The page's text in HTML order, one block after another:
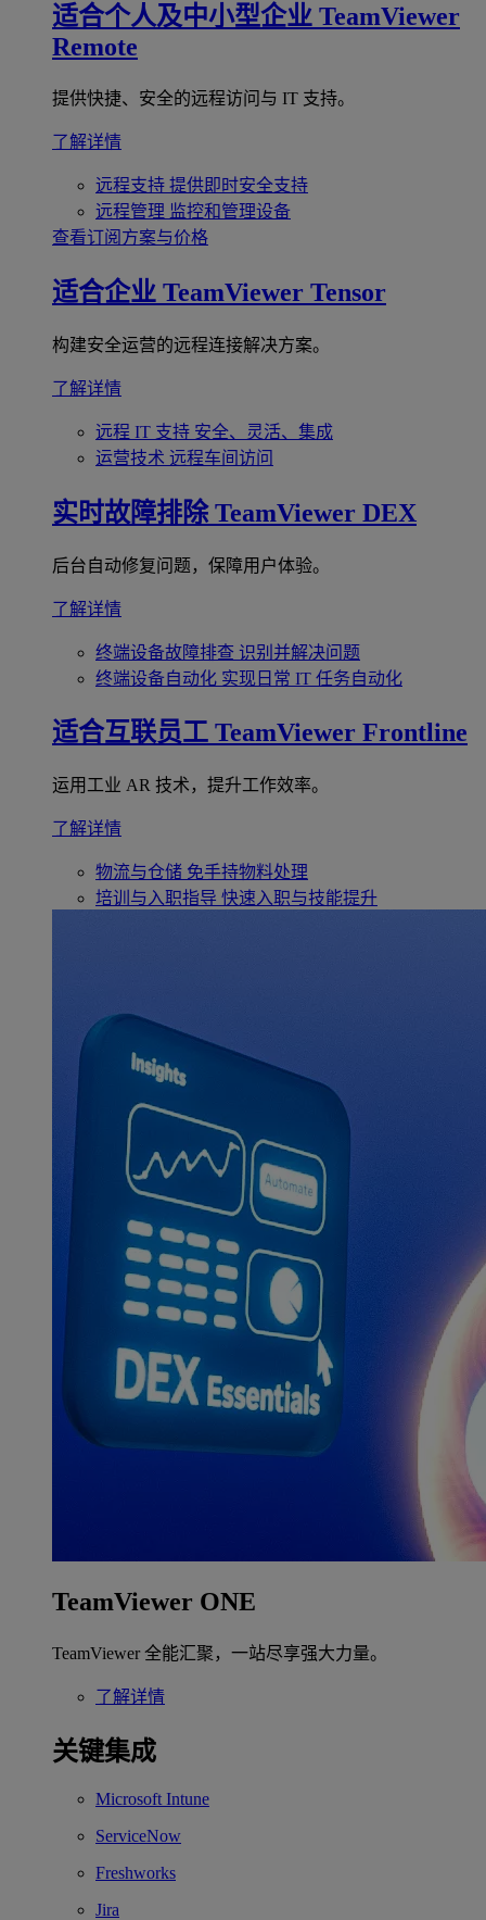
适合个人及中小型企业 TeamViewer
Remote
提供快捷、安全的远程访问与 IT 支持。
了解详情
远程支持 提供即时安全支持
远程管理 监控和管理设备
查看订阅方案与价格
适合企业 TeamViewer Tensor
构建安全运营的远程连接解决方案。
了解详情
远程 IT 支持 安全、灵活、集成
运营技术 远程车间访问
实时故障排除 TeamViewer DEX
后台自动修复问题，保障用户体验。
了解详情
终端设备故障排查 识别并解决问题
终端设备自动化 实现日常 IT 任务自动化
适合互联员工 TeamViewer Frontline
运用工业 AR 技术，提升工作效率。
了解详情
物流与仓储 免手持物料处理
培训与入职指导 快速入职与技能提升
TeamViewer ONE
TeamViewer 全能汇聚，一站尽享强大力量。
了解详情
关键集成
Microsoft Intune
ServiceNow
Freshworks
Jira